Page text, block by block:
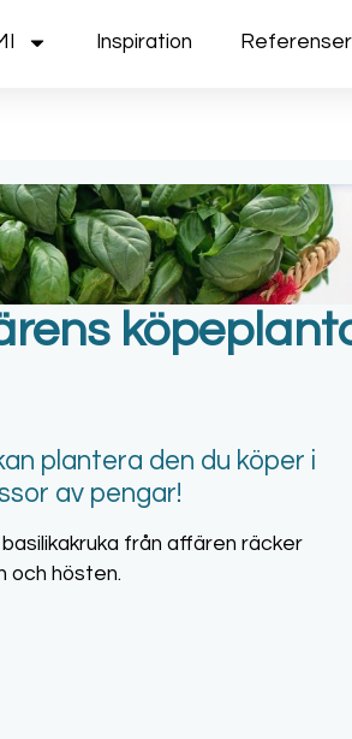
Inspiration Referenser
plantera den du köper i
av pengar!
från affären räcker
och hösten.